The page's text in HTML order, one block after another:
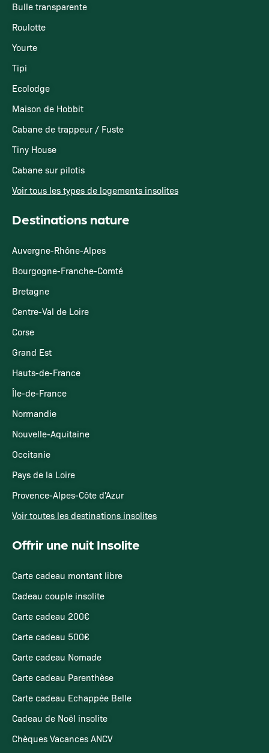
Bulle transparente
Roulotte
Yourte
Tipi
Ecolodge
Maison de Hobbit
Cabane de trappeur / Fuste
Tiny House
Cabane sur pilotis
Voir tous les types de logements insolites
Destinations nature
Auvergne-Rhône-Alpes
Bourgogne-Franche-Comté
Bretagne
Centre-Val de Loire
Corse
Grand Est
Hauts-de-France
Île-de-France
Normandie
Nouvelle-Aquitaine
Occitanie
Pays de la Loire
Provence-Alpes-Côte d'Azur
Voir toutes les destinations insolites
Offrir une nuit Insolite
Carte cadeau montant libre
Cadeau couple insolite
Carte cadeau 200€
Carte cadeau 500€
Carte cadeau Nomade
Carte cadeau Parenthèse
Carte cadeau Echappée Belle
Cadeau de Noël insolite
Chèques Vacances ANCV